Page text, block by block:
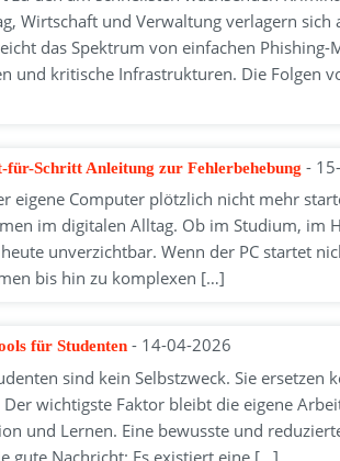
Wirtschaft und Verwaltung verlagern
das Spektrum von einfachen
und kritische Infrastrukturen. Die Folgen
Schritt Anleitung zur Fehlerbehebung -
eigene Computer plötzlich nicht mehr
im digitalen Alltag. Ob im Studium, im
unverzichtbar. Wenn der PC startet
bis hin zu komplexen […]
für Studenten - 14-04-2026
sind kein Selbstzweck. Sie
wichtigste Faktor bleibt die eigene
und Lernen. Eine bewusste und
gute Nachricht: Es existiert eine […]